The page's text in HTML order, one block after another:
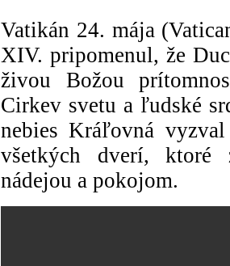
Vatikán 24. mája
XIV. pripomenul, že
živou Božou
Cirkev svetu a ľudské
nebies Kráľovná
všetkých dverí, ktoré
nádejou a pokojom.